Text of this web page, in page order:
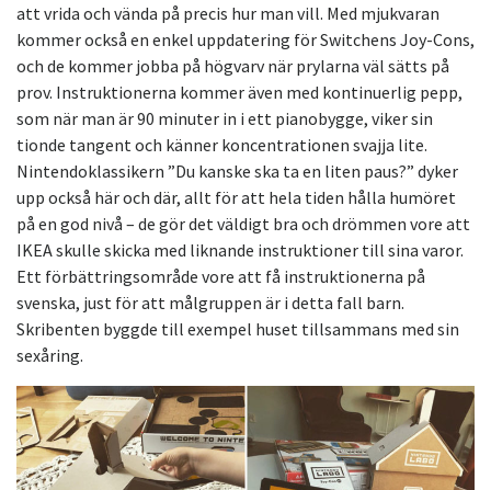
att vrida och vända på precis hur man vill. Med mjukvaran
kommer också en enkel uppdatering för Switchens Joy-Cons,
och de kommer jobba på högvarv när prylarna väl sätts på
prov. Instruktionerna kommer även med kontinuerlig pepp,
som när man är 90 minuter in i ett pianobygge, viker sin
tionde tangent och känner koncentrationen svajja lite.
Nintendoklassikern ”Du kanske ska ta en liten paus?” dyker
upp också här och där, allt för att hela tiden hålla humöret
på en god nivå – de gör det väldigt bra och drömmen vore att
IKEA skulle skicka med liknande instruktioner till sina varor.
Ett förbättringsområde vore att få instruktionerna på
svenska, just för att målgruppen är i detta fall barn.
Skribenten byggde till exempel huset tillsammans med sin
sexåring.